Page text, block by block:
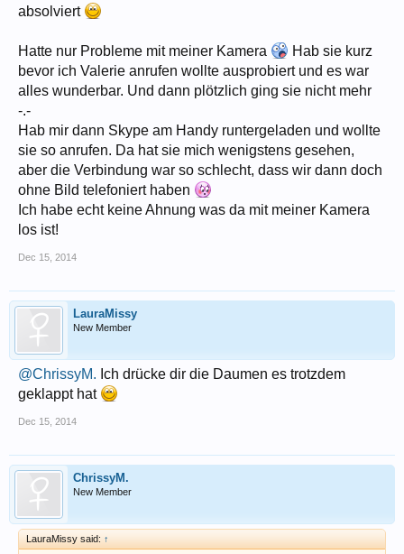
absolviert
Hatte nur Probleme mit meiner Kamera
Hab sie kurz
bevor ich Valerie anrufen wollte ausprobiert und es war
alles wunderbar. Und dann plötzlich ging sie nicht mehr
-.-
Hab mir dann Skype am Handy runtergeladen und wollte
sie so anrufen. Da hat sie mich wenigstens gesehen,
aber die Verbindung war so schlecht, dass wir dann doch
ohne Bild telefoniert haben
Ich habe echt keine Ahnung was da mit meiner Kamera
los ist!
Dec 15, 2014
LauraMissy
New Member
@ChrissyM. Ich drücke dir die Daumen es trotzdem
geklappt hat
Dec 15, 2014
ChrissyM.
New Member
LauraMissy said: ↑